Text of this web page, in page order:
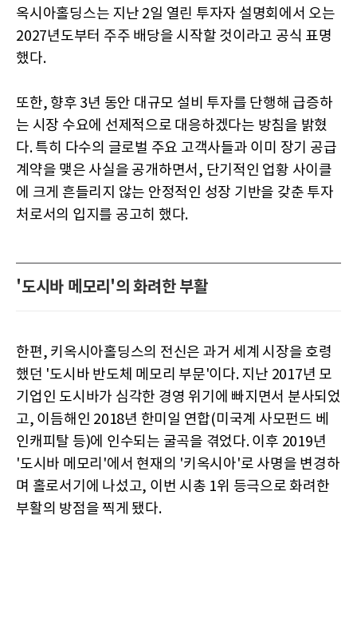
옥시아홀딩스는 지난 2일 열린 투자자 설명회에서 오는
2027년도부터 주주 배당을 시작할 것이라고 공식 표명
했다.
또한, 향후 3년 동안 대규모 설비 투자를 단행해 급증하
는 시장 수요에 선제적으로 대응하겠다는 방침을 밝혔
다. 특히 다수의 글로벌 주요 고객사들과 이미 장기 공급
계약을 맺은 사실을 공개하면서, 단기적인 업황 사이클
에 크게 흔들리지 않는 안정적인 성장 기반을 갖춘 투자
처로서의 입지를 공고히 했다.
'도시바 메모리'의 화려한 부활
한편, 키옥시아홀딩스의 전신은 과거 세계 시장을 호령
했던 '도시바 반도체 메모리 부문'이다. 지난 2017년 모
기업인 도시바가 심각한 경영 위기에 빠지면서 분사되었
고, 이듬해인 2018년 한미일 연합(미국계 사모펀드 베
인캐피탈 등)에 인수되는 굴곡을 겪었다. 이후 2019년
'도시바 메모리'에서 현재의 '키옥시아'로 사명을 변경하
며 홀로서기에 나섰고, 이번 시총 1위 등극으로 화려한
부활의 방점을 찍게 됐다.